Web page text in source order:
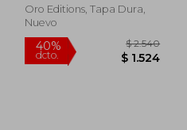
Oro Editions, Tapa Dura,
Nuevo